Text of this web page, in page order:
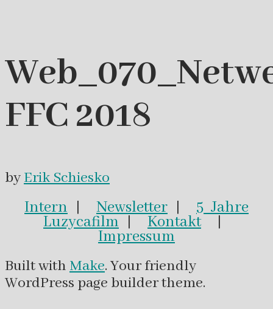
FFC 2018
byErik Schiesko
Intern | Newsletter | 5 Jahre
Luzycafilm | Kontakt|
Impressum
Built with Make. Your friendly
WordPress page builder theme.